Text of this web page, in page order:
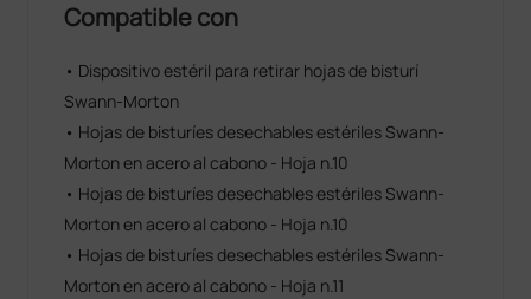
Compatible con
• Dispositivo estéril para retirar hojas de bisturí
Swann-Morton
• Hojas de bisturíes desechables estériles Swann-
Morton en acero al cabono - Hoja n.10
• Hojas de bisturíes desechables estériles Swann-
Morton en acero al cabono - Hoja n.10
• Hojas de bisturíes desechables estériles Swann-
Morton en acero al cabono - Hoja n.11